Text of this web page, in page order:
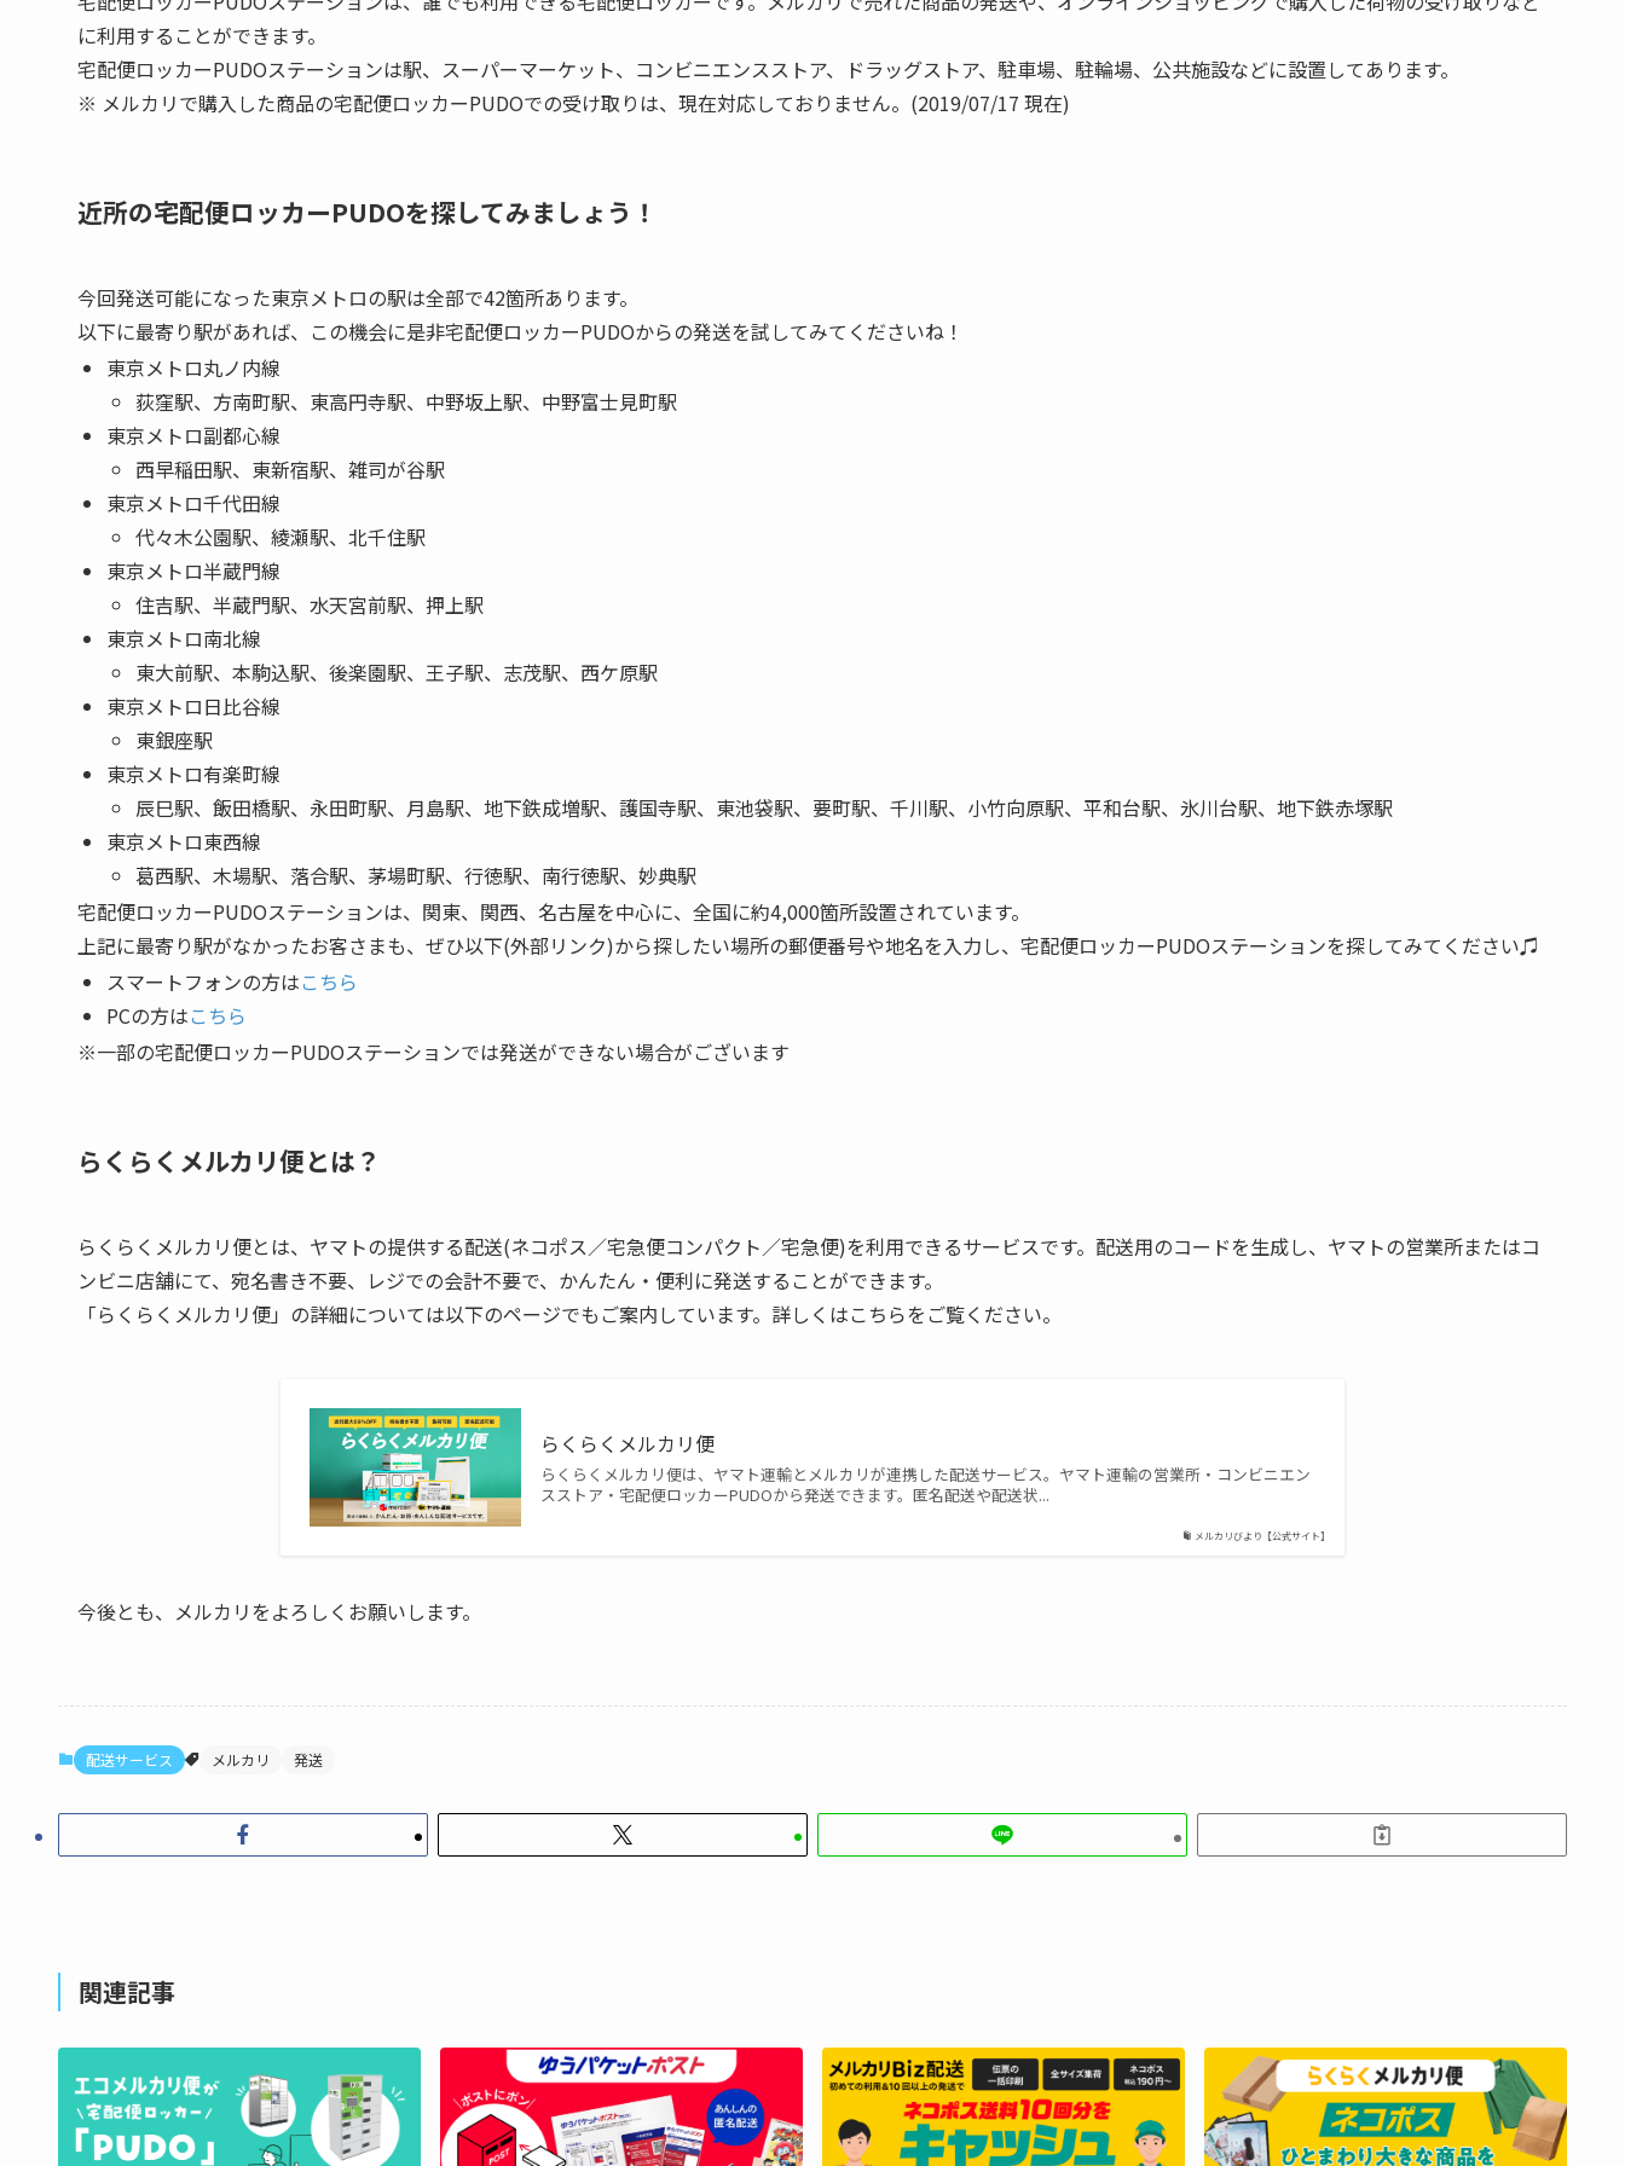
に利用することができます。
宅配便ロッカーPUDOステーションは駅、スーパーマーケット、コンビニエンスストア、ドラッグストア、駐車場、駐輪場、公共施設などに設置してあります。
※ メルカリで購入した商品の宅配便ロッカーPUDOでの受け取りは、現在対応しておりません。(2019/07/17 現在)
近所の宅配便ロッカーPUDOを探してみましょう！
今回発送可能になった東京メトロの駅は全部で42箇所あります。
以下に最寄り駅があれば、この機会に是非宅配便ロッカーPUDOからの発送を試してみてくださいね！
東京メトロ丸ノ内線
荻窪駅、方南町駅、東高円寺駅、中野坂上駅、中野富士見町駅
東京メトロ副都心線
西早稲田駅、東新宿駅、雑司が谷駅
東京メトロ千代田線
代々木公園駅、綾瀬駅、北千住駅
東京メトロ半蔵門線
住吉駅、半蔵門駅、水天宮前駅、押上駅
東京メトロ南北線
東大前駅、本駒込駅、後楽園駅、王子駅、志茂駅、西ケ原駅
東京メトロ日比谷線
東銀座駅
東京メトロ有楽町線
辰巳駅、飯田橋駅、永田町駅、月島駅、地下鉄成増駅、護国寺駅、東池袋駅、要町駅、千川駅、小竹向原駅、平和台駅、氷川台駅、地下鉄赤塚駅
東京メトロ東西線
葛西駅、木場駅、落合駅、茅場町駅、行徳駅、南行徳駅、妙典駅
宅配便ロッカーPUDOステーションは、関東、関西、名古屋を中心に、全国に約4,000箇所設置されています。
上記に最寄り駅がなかったお客さまも、ぜひ以下(外部リンク)から探したい場所の郵便番号や地名を入力し、宅配便ロッカーPUDOステーションを探してみてください♫
スマートフォンの方はこちら
PCの方はこちら
※一部の宅配便ロッカーPUDOステーションでは発送ができない場合がございます
らくらくメルカリ便とは？
らくらくメルカリ便とは、ヤマトの提供する配送(ネコポス／宅急便コンパクト／宅急便)を利用できるサービスです。配送用のコードを生成し、ヤマトの営業所またはコ
ンビニ店舗にて、宛名書き不要、レジでの会計不要で、かんたん・便利に発送することができます。
「らくらくメルカリ便」の詳細については以下のページでもご案内しています。詳しくはこちらをご覧ください。
メルカリびより【公式サイト】
らくらくメルカリ便
らくらくメルカリ便は、ヤマト運輸とメルカリが連携した配送サービス。ヤマト運輸の営業所・コンビニエン
スストア・宅配便ロッカーPUDOから発送できます。匿名配送や配送状...
今後とも、メルカリをよろしくお願いします。
配送サービス メルカリ 発送
関連記事